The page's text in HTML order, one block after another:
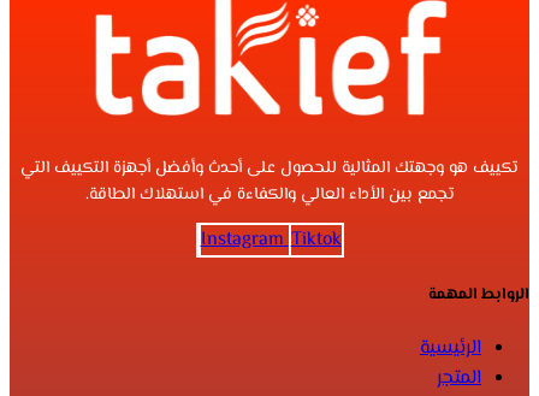
تكييف هو وجهتك المثالية للحصول على أحدث وأفضل أجهزة التكييف التي
تجمع بين الأداء العالي والكفاءة في استهلاك الطاقة.
Instagram Tiktok
الروابط المهمة
الرئيسية
المتجر